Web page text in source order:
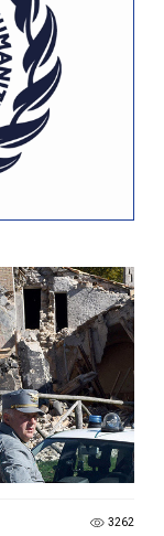
3262